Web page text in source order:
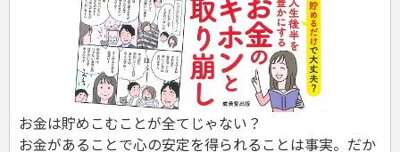
危険物取扱者
消防設備士
登録販売者
その他資格試験
お金は貯めこむことが全てじゃない？
お金があることで心の安定を得られることは事実。だか